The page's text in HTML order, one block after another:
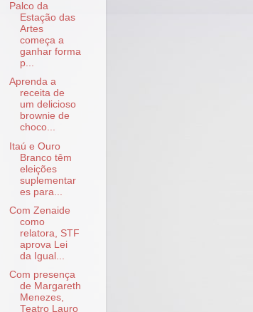
Palco da
Estação das
Artes
começa a
ganhar forma
p...
Aprenda a
receita de
um delicioso
brownie de
choco...
Itaú e Ouro
Branco têm
eleições
suplementar
es para...
Com Zenaide
como
relatora, STF
aprova Lei
da Igual...
Com presença
de Margareth
Menezes,
Teatro Lauro